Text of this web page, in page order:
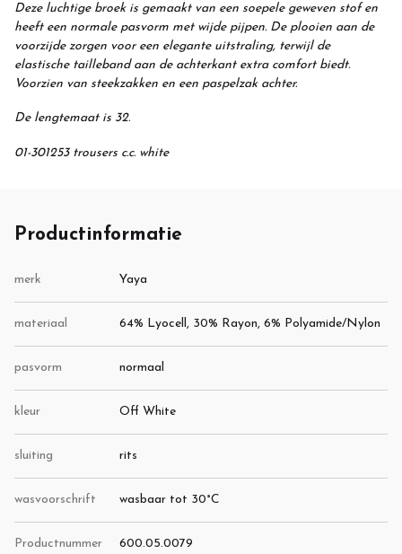
Deze luchtige broek is gemaakt van een soepele geweven stof en
heeft een normale pasvorm met wijde pijpen. De plooien aan de
voorzijde zorgen voor een elegante uitstraling, terwijl de
elastische tailleband aan de achterkant extra comfort biedt.
Voorzien van steekzakken en een paspelzak achter.
De lengtemaat is 32.
01-301253 trousers c.c. white
Productinformatie
merk Yaya
materiaal 64% Lyocell, 30% Rayon, 6% Polyamide/Nylon
pasvorm normaal
kleur Off White
sluiting rits
wasvoorschrift wasbaar tot 30°C
Productnummer 600.05.0079